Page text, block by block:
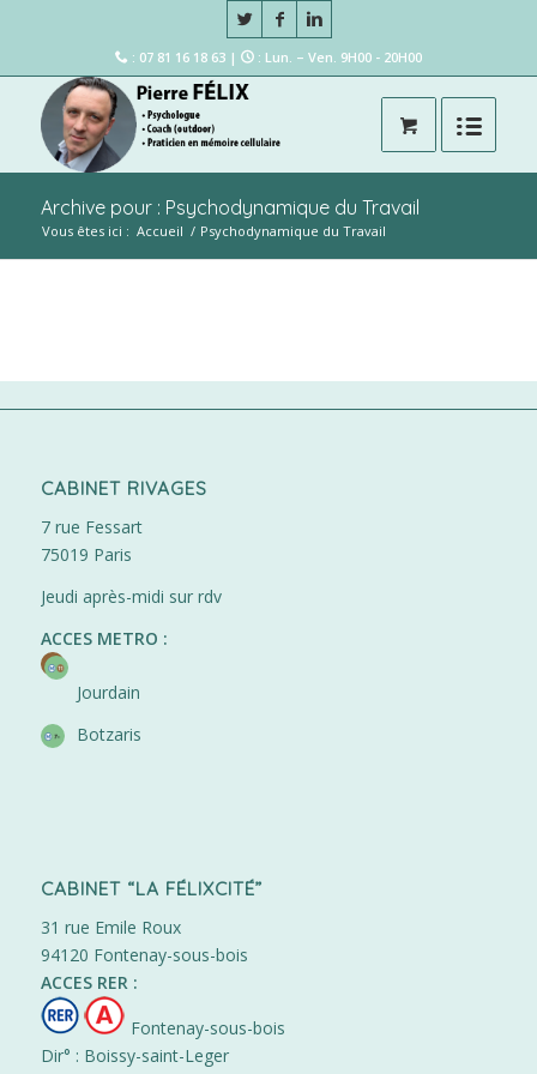
: 07 81 16 18 63 | : Lun. – Ven. 9H00 - 20H00
Archive pour : Psychodynamique du Travail
Vous êtes ici : Accueil / Psychodynamique du Travail
CABINET RIVAGES
7 rue Fessart
75019 Paris
Jeudi après-midi sur rdv
ACCES METRO :
Jourdain
Botzaris
CABINET “LA FÉLIXCITÉ”
31 rue Emile Roux
94120 Fontenay-sous-bois
ACCES RER :
Fontenay-sous-bois
Dir° : Boissy-saint-Leger